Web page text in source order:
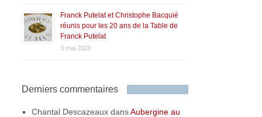
Franck Putelat et Christophe Bacquié
réunis pour les 20 ans de la Table de
Franck Putelat
3 mai 2026
Derniers commentaires
Chantal Descazeaux dansAubergine au